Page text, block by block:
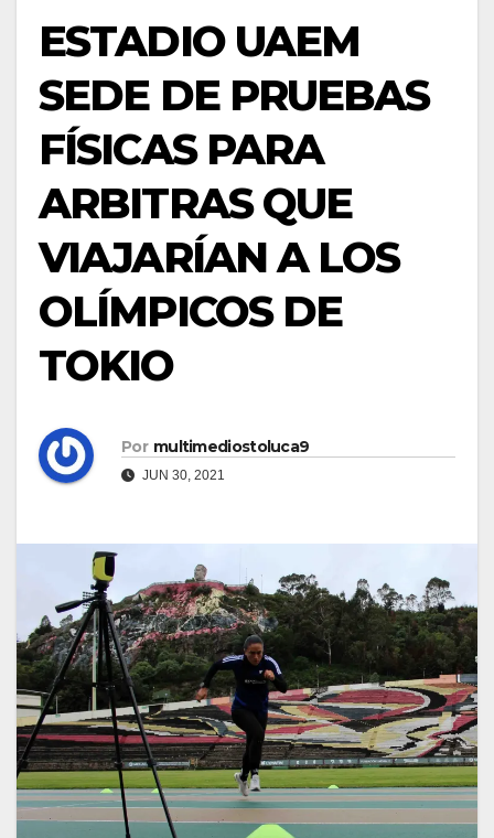
ESTADIO UAEM
SEDE DE PRUEBAS
FÍSICAS PARA
ARBITRAS QUE
VIAJARÍAN A LOS
OLÍMPICOS DE
TOKIO
Por multimediostoluca9
JUN 30, 2021